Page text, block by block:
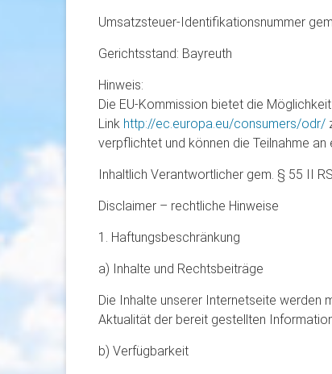
Umsatzsteuer-Identifikationsnummer
Gerichtsstand: Bayreuth
Hinweis:
Die EU-Kommission bietet die
Link http://ec.europa.eu/consumers/odr/
verpflichtet und können die Teilnahme
Inhaltlich Verantwortlicher gem. § 55 II
Disclaimer – rechtliche Hinweise
1. Haftungsbeschränkung
a) Inhalte und Rechtsbeiträge
Die Inhalte unserer Internetseite werden
Aktualität der bereit gestellten
b) Verfügbarkeit